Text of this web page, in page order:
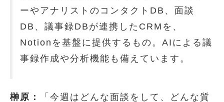
ーやアナリストのコンタクトDB、面談
DB、議事録DBが連携したCRMを、
Notionを基盤に提供するもの。AIによる議
事録作成や分析機能も備えています。
榊原：
「今週はどんな面談をして、どんな質